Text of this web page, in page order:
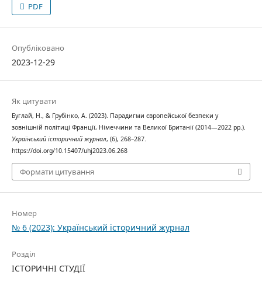
PDF
Опубліковано
2023-12-29
Як цитувати
Буглай, Н., & Грубінко, А. (2023). Парадигми європейської безпеки у
зовнішній політиці Франції, Німеччини та Великої Британії (2014—2022 рр.).
Український історичний журнал, (6), 268–287.
https://doi.org/10.15407/uhj2023.06.268
Формати цитування
Номер
№ 6 (2023): Український історичний журнал
Розділ
ІСТОРИЧНІ СТУДІЇ